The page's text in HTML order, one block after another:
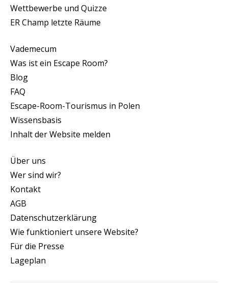
Wettbewerbe und Quizze
ER Champ letzte Räume
Vademecum
Was ist ein Escape Room?
Blog
FAQ
Escape-Room-Tourismus in Polen
Wissensbasis
Inhalt der Website melden
Über uns
Wer sind wir?
Kontakt
AGB
Datenschutzerklärung
Wie funktioniert unsere Website?
Für die Presse
Lageplan